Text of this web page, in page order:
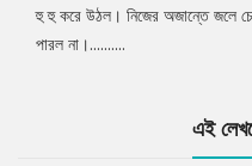
হু হু করে উঠল। নিজের অজান্তে জলে
পারল না।..........
এই